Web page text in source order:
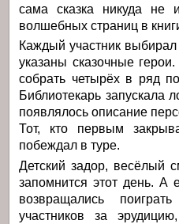
сама сказка никуда не
волшебных страниц в
Каждый участник выбирал
указаны сказочные
собрать четырёх в ряд
Библиотекарь запускала
появлялось описание
Тот, кто первым
побеждал в туре.
Детский задор, весёлый
запомнится этот день. А
возвращались
участников за